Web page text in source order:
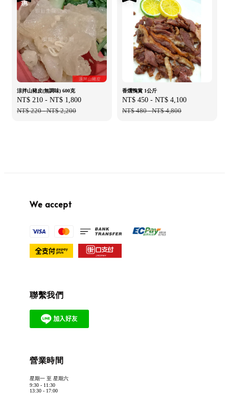
涼拌山豬皮(無調味) 600克
Sale
price
NT$ 210 - NT$ 1,800
NT$ 220-NT$ 2,200
香燻鴨賞 1公斤
Sale
price
NT$ 450 - NT$ 4,100
NT$ 480-NT$ 4,800
We accept
聯繫我們
營業時間
星期一 至 星期六
9:30 - 11:30
13:30 - 17:00